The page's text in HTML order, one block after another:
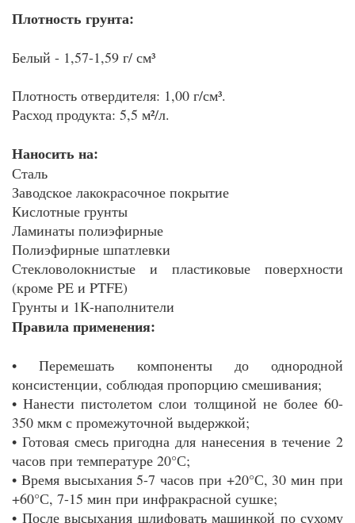
Плотность грунта:
Белый - 1,57-1,59 г/ см³
Плотность отвердителя: 1,00 г/см³.
Расход продукта: 5,5 м²/л.
Наносить на:
Сталь
Заводское лакокрасочное покрытие
Кислотные грунты
Ламинаты полиэфирные
Полиэфирные шпатлевки
Стекловолокнистые и пластиковые поверхности
(кроме PE и PTFE)
Грунты и 1К-наполнители
Правила применения:
• Перемешать компоненты до однородной
консистенции, соблюдая пропорцию смешивания;
• Нанести пистолетом слои толщиной не более 60-
350 мкм с промежуточной выдержкой;
• Готовая смесь пригодна для нанесения в течение 2
часов при температуре 20°С;
• Время высыхания 5-7 часов при +20°С, 30 мин при
+60°С, 7-15 мин при инфракрасной сушке;
• После высыхания шлифовать машинкой по сухому